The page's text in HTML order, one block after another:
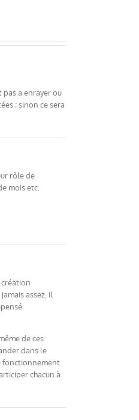
pas a enrayer ou
; sinon ce sera
rôle de
mois etc.
assez. Il
de ces
dans le
fonctionnement
chacun à